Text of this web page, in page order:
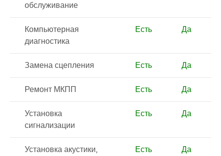
обслуживание
Компьютерная
диагностика
Есть Да
Замена сцепления Есть Да
Ремонт МКПП Есть Да
Установка
сигнализации
Есть Да
Установка акустики,
Есть Да